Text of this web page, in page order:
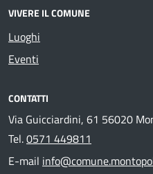
VIVERE IL COMUNE
Luoghi
Eventi
CONTATTI
Via Guicciardini, 61 56020
Tel.0571 449811
E-mail